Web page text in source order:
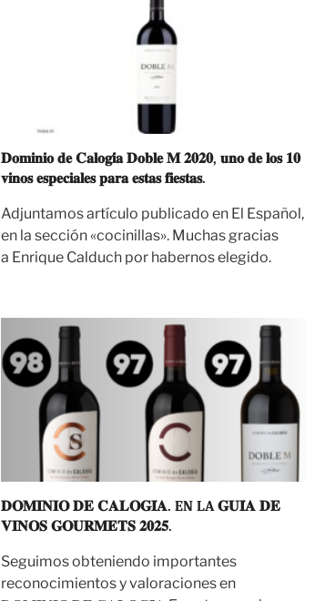
𝐃𝐨𝐦𝐢𝐧𝐢𝐨 𝐝𝐞 𝐂𝐚𝐥𝐨𝐠𝐢́𝐚 𝐃𝐨𝐛𝐥𝐞 𝐌 𝟐𝟎𝟐𝟎, 𝐮𝐧𝐨 𝐝𝐞 𝐥𝐨𝐬 𝟏𝟎
𝐯𝐢𝐧𝐨𝐬 𝐞𝐬𝐩𝐞𝐜𝐢𝐚𝐥𝐞𝐬 𝐩𝐚𝐫𝐚 𝐞𝐬𝐭𝐚𝐬 𝐟𝐢𝐞𝐬𝐭𝐚𝐬.
Adjuntamos artículo publicado en El Español,
en la sección «cocinillas». Muchas gracias
a Enrique Calduch por habernos elegido.
𝐃𝐎𝐌𝐈𝐍𝐈𝐎 𝐃𝐄 𝐂𝐀𝐋𝐎𝐆𝐈́𝐀. EN LA 𝐆𝐔𝐈́𝐀 𝐃𝐄
𝐕𝐈𝐍𝐎𝐒 𝐆𝐎𝐔𝐑𝐌𝐄𝐓𝐒 𝟐𝟎𝟐𝟓.
Seguimos obteniendo importantes
reconocimientos y valoraciones en